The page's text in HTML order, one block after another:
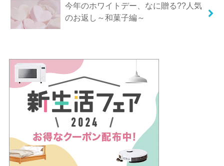
今年のホワイトデー、なに贈る??人気
のお返し～和菓子編～